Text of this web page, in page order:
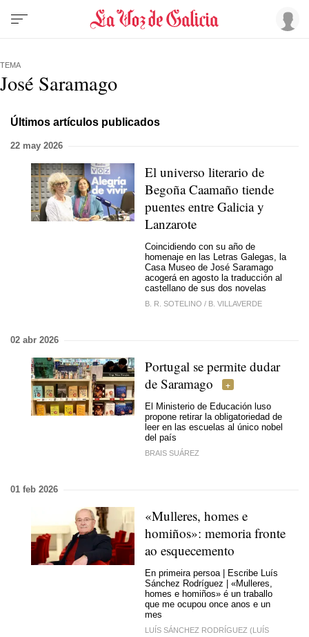
TEMA
José Saramago
Últimos artículos publicados
22 may 2026
El universo literario de
Begoña Caamaño tiende
puentes entre Galicia y
Lanzarote
Coincidiendo con su año de
homenaje en las Letras Galegas , la
Casa Museo de José Saramago
acogerá en agosto la traducción al
castellano de sus dos novelas
B. R. SOTELINO / B. VILLAVERDE
02 abr 2026
Portugal se permite dudar
de Saramago
El Ministerio de Educación luso
propone retirar la obligatoriedad de
leer en las escuelas al único nobel
del país
BRAIS SUÁREZ
01 feb 2026
«Mulleres, homes e
homiños»: memoria fronte
ao esquecemento
En primeira persoa | Escribe Luís
Sánchez Rodríguez | «Mulleres,
homes e homiños» é un traballo
que me ocupou once anos e un
mes
LUÍS SÁNCHEZ RODRÍGUEZ (LUÍS